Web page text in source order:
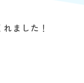
ました！